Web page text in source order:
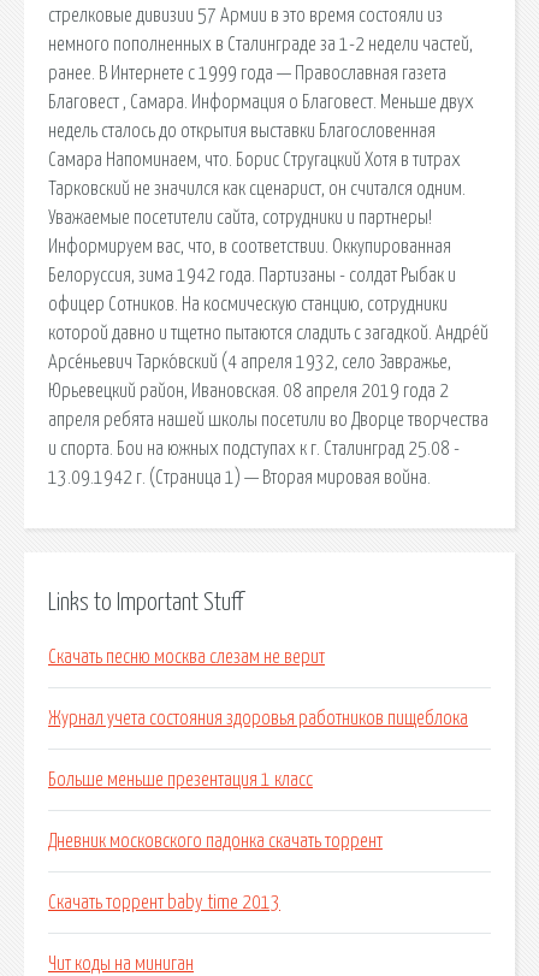
стрелковые дивизии 57 Армии в это время состояли из
немного пополненных в Сталинграде за 1-2 недели частей,
ранее. В Интернете с 1999 года — Православная газета
Благовест , Самара. Информация о Благовест. Меньше двух
недель сталось до открытия выставки Благословенная
Самара Напоминаем, что. Борис Стругацкий Хотя в титрах
Тарковский не значился как сценарист, он считался одним.
Уважаемые посетители сайта, сотрудники и партнеры!
Информируем вас, что, в соответствии. Оккупированная
Белоруссия, зима 1942 года. Партизаны - солдат Рыбак и
офицер Сотников. На космическую станцию, сотрудники
которой давно и тщетно пытаются сладить с загадкой. Андре́й
Арсе́ньевич Тарко́вский (4 апреля 1932, село Завражье,
Юрьевецкий район, Ивановская. 08 апреля 2019 года 2
апреля ребята нашей школы посетили во Дворце творчества
и спорта. Бои на южных подступах к г. Сталинград 25.08 -
13.09.1942 г. (Страница 1) — Вторая мировая война.
Links to Important Stuff
Скачать песню москва слезам не верит
Журнал учета состояния здоровья работников пищеблока
Больше меньше презентация 1 класс
Дневник московского падонка скачать торрент
Скачать торрент baby time 2013
Чит коды на миниган